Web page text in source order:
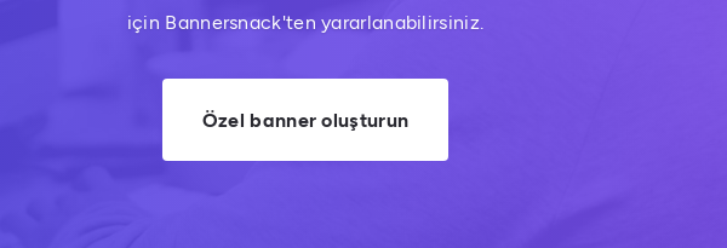
için Bannersnack'ten yararlanabilirsiniz.
Özel banner oluşturun